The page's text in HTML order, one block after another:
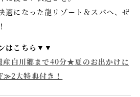
適になった龍リゾート＆スパへ、ぜ
はこちら▼▼
産白川郷まで40分★夏のお出かけに
大特典付き！